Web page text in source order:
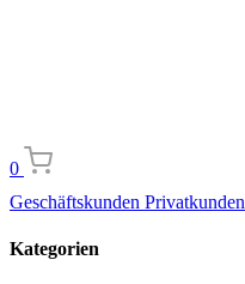
0
Geschäftskunden Privatkunden
Kategorien